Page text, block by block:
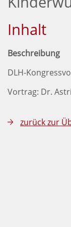
Inhalt
Beschreibung
DLH-
Vortrag: Dr.
zurück zur